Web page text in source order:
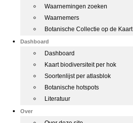
Waarnemingen zoeken
Waarnemers
Botanische Collectie op de Kaart
Dashboard
Dashboard
Kaart biodiversiteit per hok
Soortenlijst per atlasblok
Botanische hotspots
Literatuur
Over